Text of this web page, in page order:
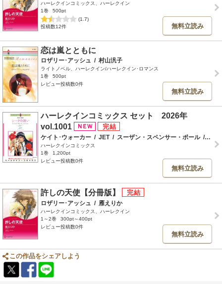
ハーレクインコミックス、ハーレクイン
1巻
500pt
(1.7)
投稿数12件
無料立読み
恋は嵐とともに
ロザリー･アッシュ / 村山汎子
ライトノベル、ハーレクイン/ハーレクイン･ロマンス
1巻
500pt
レビュー投稿数0件
無料立読み
ハーレクインコミックス セット 2026年
vol.1001
ケイト･ウォーカー / JET / スーザン・スペンサー・ポール / 津谷
ハーレクインコミックス
1巻
1,200pt
レビュー投稿数0件
無料立読み
許しの天使【分冊版】
ロザリー･アッシュ / 雁えりか
ハーレクインコミックス、ハーレクイン
1～2巻
300pt～400pt
レビュー投稿数0件
無料立読み
この作品をシェアしよう